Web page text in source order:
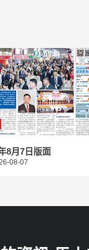
8月7日版面
08-07